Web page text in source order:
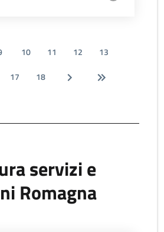
10 11 12
13
17 18
servizi e
Romagna